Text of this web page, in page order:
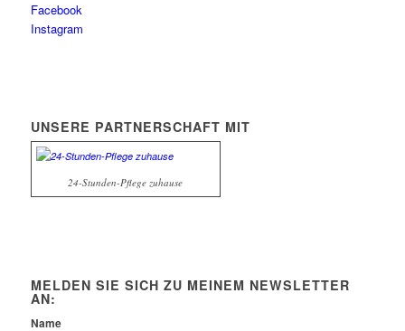
Facebook
Instagram
UNSERE PARTNERSCHAFT MIT
24-Stunden-Pflege zuhause
MELDEN SIE SICH ZU MEINEM NEWSLETTER
AN:
Name